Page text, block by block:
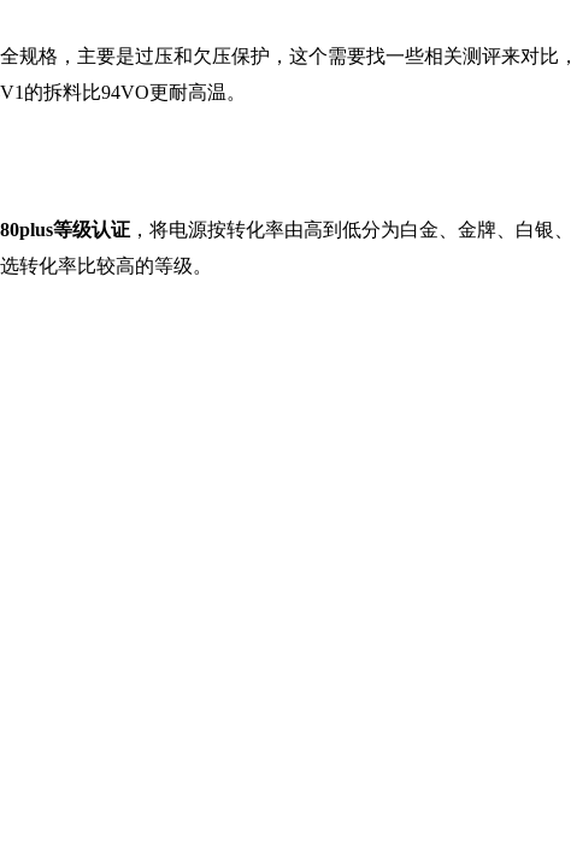
规格，主要是过压和欠压保护，这个需要找一些相关测评来对比，
的拆料比94VO更耐高温。
80plus等级认证 ，将电源按转化率由高到低分为白金、金牌、白银、
转化率比较高的等级。